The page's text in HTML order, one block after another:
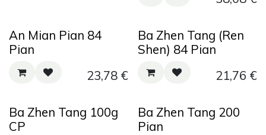
An Mian Pian 84
Pian
23,78€
Ba Zhen Tang (Ren
Shen) 84 Pian
21,76 €
Ba Zhen Tang 100g
CP
Ba Zhen Tang 200
Pian